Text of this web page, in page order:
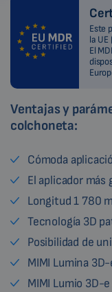
Este
la
El
Ventajas y
colchoneta:
Cómoda
El aplicador más
Longitud 1 780
Tecnología 3D
Posibilidad de
MIMI Lumina
MIMI Lumio 3D-e